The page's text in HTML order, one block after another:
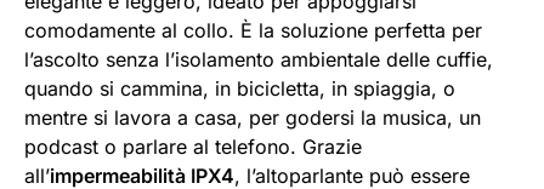
comodamente al collo. È la soluzione perfetta per
l’ascolto senza l’isolamento ambientale delle cuffie,
quando si cammina, in bicicletta, in spiaggia, o
mentre si lavora a casa, per godersi la musica, un
podcast o parlare al telefono. Grazie
all’impermeabilità IPX4, l’altoparlante può essere